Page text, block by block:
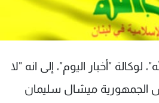
"أخبار اليوم"، إلى انه "لا
الجمهورية ميشال سليمان
وظائف